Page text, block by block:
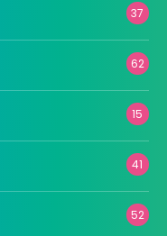
37
62
15
41
52